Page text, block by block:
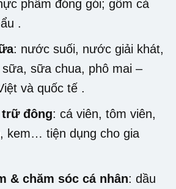
phẩm đóng gói; gồm cả
.
: nước suối, nước giải khát,
sữa chua, phô mai –
và quốc tế .
đông: cá viên, tôm viên,
kem… tiện dụng cho gia
& chăm sóc cá nhân: dầu